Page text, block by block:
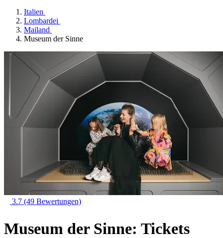
Italien
Lombardei
Mailand
Museum der Sinne
3.7 (49 Bewertungen)
Museum der Sinne: Tickets